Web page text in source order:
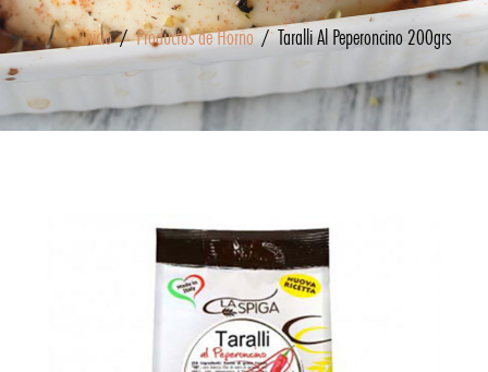
Inicio/Productos de Horno/ Taralli Al Peperoncino 200grs